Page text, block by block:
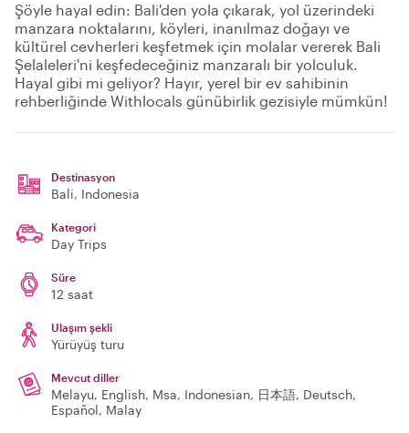
Şöyle hayal edin: Bali'den yola çıkarak, yol üzerindeki
manzara noktalarını, köyleri, inanılmaz doğayı ve
kültürel cevherleri keşfetmek için molalar vererek Bali
Şelaleleri'ni keşfedeceğiniz manzaralı bir yolculuk.
Hayal gibi mi geliyor? Hayır, yerel bir ev sahibinin
rehberliğinde Withlocals günübirlik gezisiyle mümkün!
Destinasyon
Bali, Indonesia
Kategori
Day Trips
Süre
12 saat
Ulaşım şekli
Yürüyüş turu
Mevcut diller
Melayu, English, Msa, Indonesian, 日本語, Deutsch,
Español, Malay